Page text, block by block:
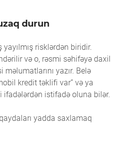
durun
risklərdən biridir.
və o, rəsmi səhifəyə daxil
yazır. Belə
kredit təklifi var” və ya
ifadələrdən istifadə oluna bilər.
yadda saxlamaq